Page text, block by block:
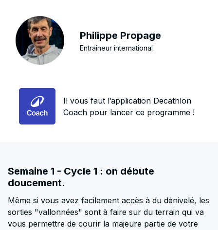
Philippe Propage
Entraîneur international
Il vous faut l’application Decathlon
Coach pour lancer ce programme !
Semaine 1 - Cycle 1 : on débute
doucement.
Même si vous avez facilement accès à du dénivelé, les
sorties "vallonnées" sont à faire sur du terrain qui va
vous permettre de courir la majeure partie de votre